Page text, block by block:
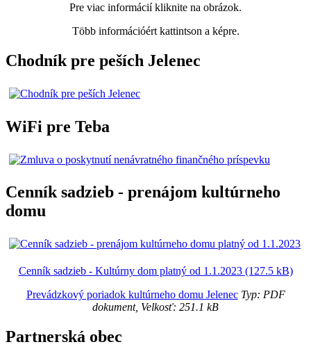
Pre viac informácií kliknite na obrázok.
Több információért kattintson a képre.
Chodník pre peších Jelenec
WiFi pre Teba
Cenník sadzieb - prenájom kultúrneho
domu
Cenník sadzieb - Kultúrny dom platný od 1.1.2023 (127.5 kB)
Prevádzkový poriadok kultúrneho domu JelenecTyp: PDF
dokument, Velkosť: 251.1 kB
Partnerská obec